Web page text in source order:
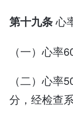
第十九条心
（一）心率
（二）心率
分，经检查